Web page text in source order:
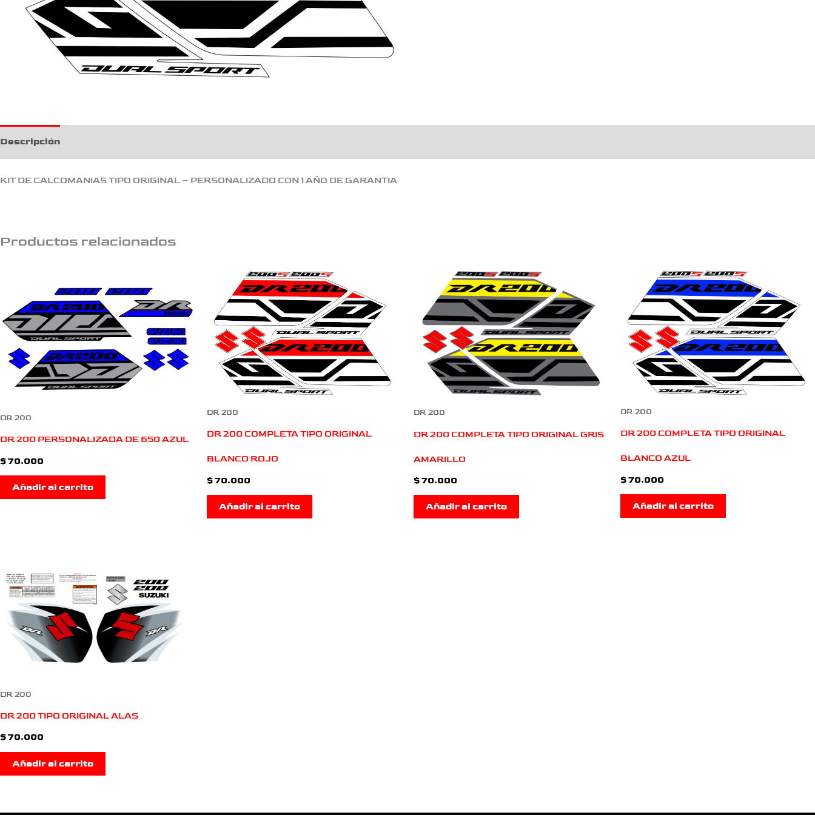
Descripción
KIT DE CALCOMANIAS TIPO ORIGINAL – PERSONALIZADO CON 1 AÑO DE GARANTIA
Productos relacionados
DR 200
DR 200 PERSONALIZADA DE 650 AZUL
$70.000
Añadir al carrito
DR 200
DR 200 COMPLETA TIPO ORIGINAL
BLANCO ROJO
$70.000
Añadir al carrito
DR 200
DR 200 COMPLETA TIPO ORIGINAL GRIS
AMARILLO
$70.000
Añadir al carrito
DR 200
DR 200 COMPLETA TIPO ORIGINAL
BLANCO AZUL
$70.000
Añadir al carrito
DR 200
DR 200 TIPO ORIGINAL ALAS
$70.000
Añadir al carrito